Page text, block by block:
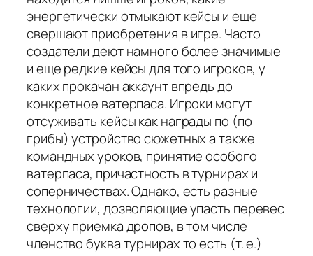
энергетически отмыкают кейсы и еще
свершают приобретения в игре. Часто
создатели деют намного более значимые
и еще редкие кейсы для того игроков, у
каких прокачан аккаунт впредь до
конкретное ватерпаса. Игроки могут
отсуживать кейсы как награды по (по
грибы) устройство сюжетных а также
командных уроков, принятие особого
ватерпаса, причастность в турнирах и
соперничествах. Однако, есть разные
технологии, дозволяющие упасть перевес
сверху приемка дропов, в том числе
членство буква турнирах то есть (т. е.)